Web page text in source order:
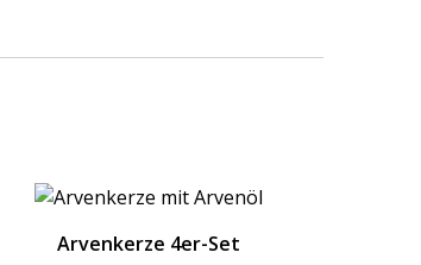
Arvenkerze 4er-Set